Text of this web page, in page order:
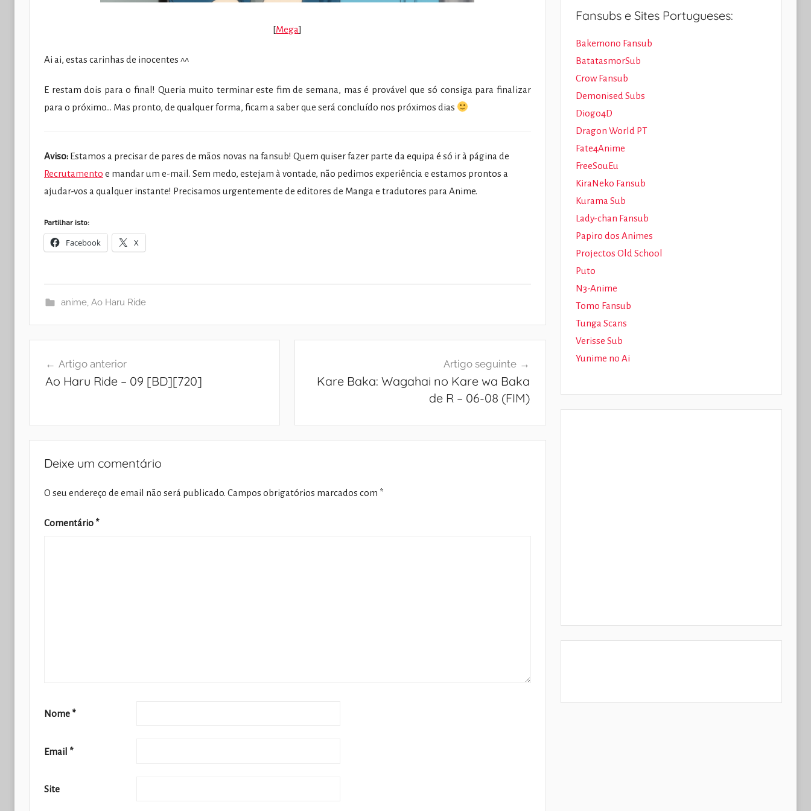
[Mega]
Ai ai, estas carinhas de inocentes ^^
E restam dois para o final! Queria muito terminar este fim de semana, mas é provável que só consiga para finalizar
para o próximo… Mas pronto, de qualquer forma, ficam a saber que será concluído nos próximos dias
Aviso: Estamos a precisar de pares de mãos novas na fansub! Quem quiser fazer parte da equipa é só ir à página de
Recrutamento e mandar um e-mail. Sem medo, estejam à vontade, não pedimos experiência e estamos prontos a
ajudar-vos a qualquer instante! Precisamos urgentemente de editores de Manga e tradutores para Anime.
Partilhar isto:
Facebook X
anime, Ao Haru Ride
Artigo anterior
Ao Haru Ride – 09 [BD][720]
Artigo seguinte
Kare Baka: Wagahai no Kare wa Baka
de R – 06-08 (FIM)
Deixe um comentário
O seu endereço de email não será publicado. Campos obrigatórios marcados com *
Comentário *
Nome *
Email *
Site
Fansubs e Sites Portugueses:
Bakemono Fansub
BatatasmorSub
Crow Fansub
Demonised Subs
Diogo4D
Dragon World PT
Fate4Anime
FreeSouEu
KiraNeko Fansub
Kurama Sub
Lady-chan Fansub
Papiro dos Animes
Projectos Old School
Puto
N3-Anime
Tomo Fansub
Tunga Scans
Verisse Sub
Yunime no Ai